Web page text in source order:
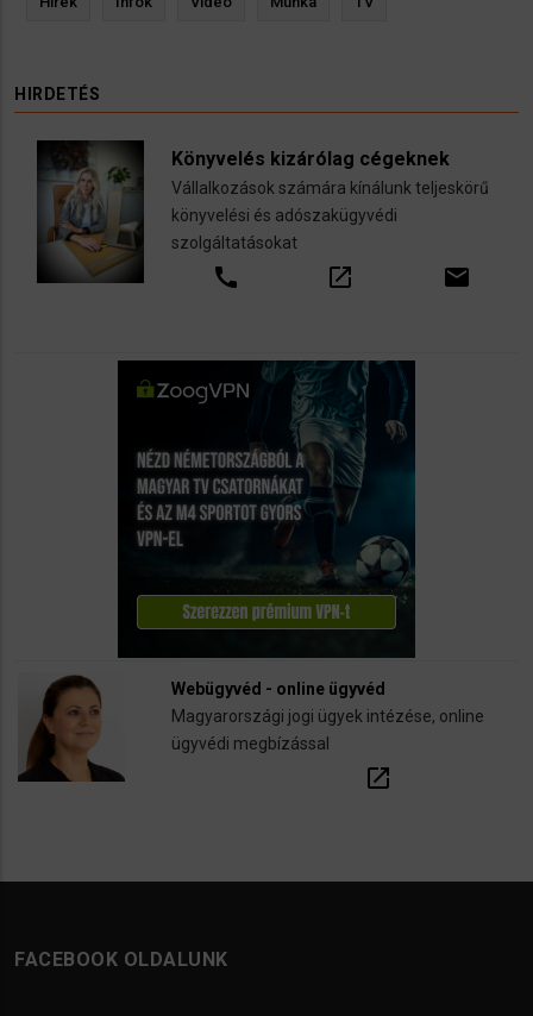
HIRDETÉS
Könyvelés kizárólag cégeknek
Vállalkozások számára kínálunk teljeskörű
könyvelési és adószakügyvédi
szolgáltatásokat
call open_in_new email
Webügyvéd - online ügyvéd
Magyarországi jogi ügyek intézése, online
ügyvédi megbízással
open_in_new
FACEBOOK OLDALUNK